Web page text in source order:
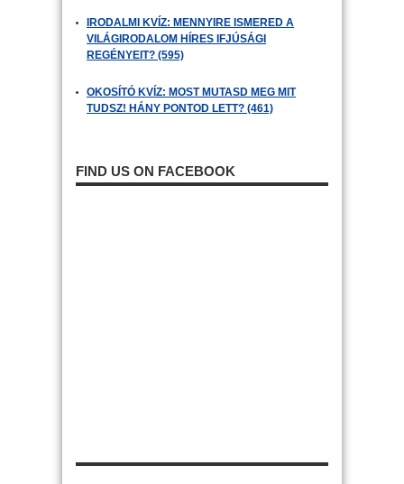
IRODALMI KVÍZ: MENNYIRE ISMERED A
VILÁGIRODALOM HÍRES IFJÚSÁGI
REGÉNYEIT? (595)
OKOSÍTÓ KVÍZ: MOST MUTASD MEG MIT
TUDSZ! HÁNY PONTOD LETT? (461)
FIND US ON FACEBOOK